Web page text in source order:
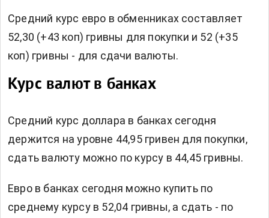
Средний курс евро в обменниках составляет
52,30 (+43 коп) гривны для покупки и 52 (+35
коп) гривны - для сдачи валюты.
Курс валют в банках
Средний курс доллара в банках сегодня
держится на уровне 44,95 гривен для покупки,
сдать валюту можно по курсу в 44,45 гривны.
Евро в банках сегодня можно купить по
среднему курсу в 52,04 гривны, а сдать - по